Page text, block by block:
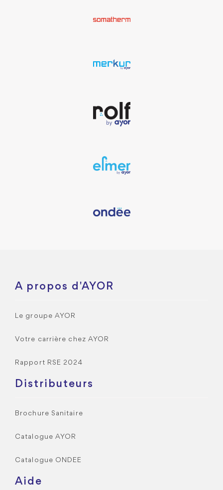
A propos d'AYOR
Le groupe AYOR
Votre carrière chez AYOR
Rapport RSE 2024
Distributeurs
Brochure Sanitaire
Catalogue AYOR
Catalogue ONDEE
Aide